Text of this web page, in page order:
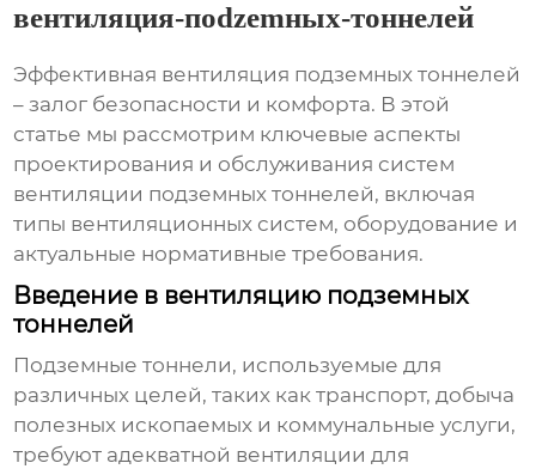
вентиляция-пodzemных-тоннелей
Эффективная вентиляция подземных тоннелей
– залог безопасности и комфорта. В этой
статье мы рассмотрим ключевые аспекты
проектирования и обслуживания систем
вентиляции подземных тоннелей, включая
типы вентиляционных систем, оборудование и
актуальные нормативные требования.
Введение в вентиляцию подземных
тоннелей
Подземные тоннели, используемые для
различных целей, таких как транспорт, добыча
полезных ископаемых и коммунальные услуги,
требуют адекватной вентиляции для